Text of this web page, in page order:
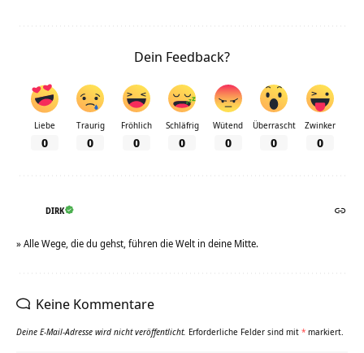
Dein Feedback?
Liebe
0
Traurig
0
Fröhlich
0
Schläfrig
0
Wütend
0
Überrascht
0
Zwinker
0
DIRK
» Alle Wege, die du gehst, führen die Welt in deine Mitte.
Keine Kommentare
Deine E-Mail-Adresse wird nicht veröffentlicht. Erforderliche Felder sind mit * markiert.